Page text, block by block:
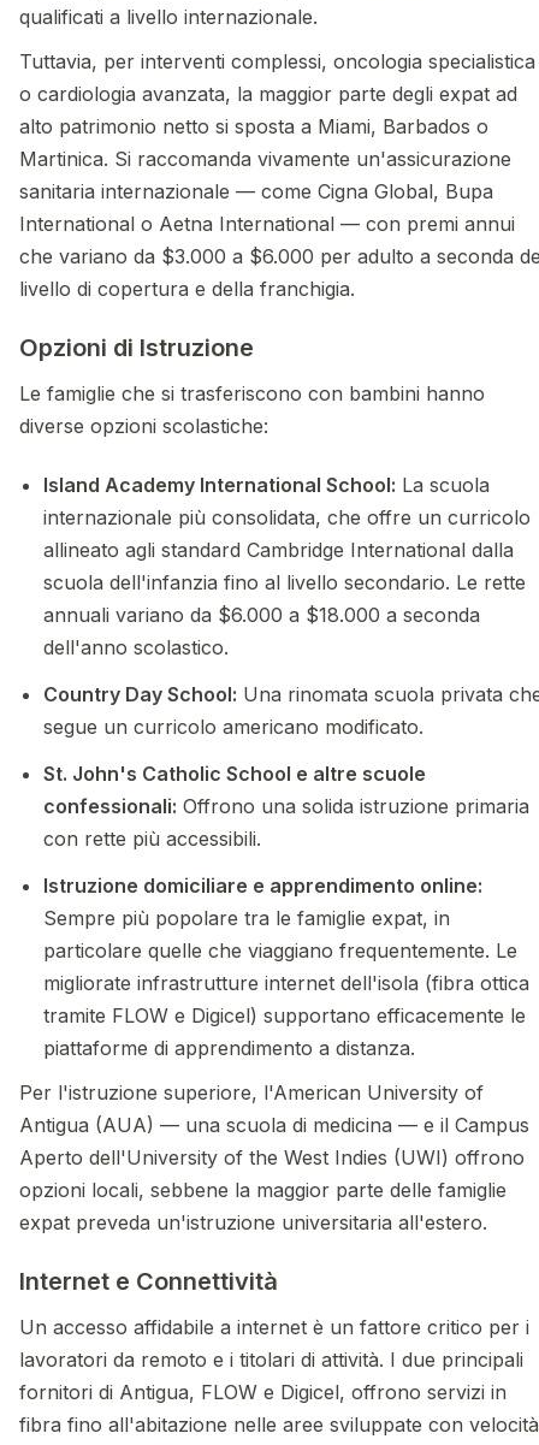
qualificati a livello internazionale.
Tuttavia, per interventi complessi, oncologia specialistica
o cardiologia avanzata, la maggior parte degli expat ad
alto patrimonio netto si sposta a Miami, Barbados o
Martinica. Si raccomanda vivamente un'assicurazione
sanitaria internazionale — come Cigna Global, Bupa
International o Aetna International — con premi annui
che variano da $3.000 a $6.000 per adulto a seconda
livello di copertura e della franchigia.
Opzioni di Istruzione
Le famiglie che si trasferiscono con bambini hanno
diverse opzioni scolastiche:
Island Academy International School: La scuola
internazionale più consolidata, che offre un curricolo
allineato agli standard Cambridge International dalla
scuola dell'infanzia fino al livello secondario. Le rette
annuali variano da $6.000 a $18.000 a seconda
dell'anno scolastico.
Country Day School: Una rinomata scuola privata
segue un curricolo americano modificato.
St. John's Catholic School e altre scuole
confessionali: Offrono una solida istruzione primaria
con rette più accessibili.
Istruzione domiciliare e apprendimento online:
Sempre più popolare tra le famiglie expat, in
particolare quelle che viaggiano frequentemente. Le
migliorate infrastrutture internet dell'isola (fibra ottica
tramite FLOW e Digicel) supportano efficacemente le
piattaforme di apprendimento a distanza.
Per l'istruzione superiore, l'American University of
Antigua (AUA) — una scuola di medicina — e il Campus
Aperto dell'University of the West Indies (UWI) offrono
opzioni locali, sebbene la maggior parte delle famiglie
expat preveda un'istruzione universitaria all'estero.
Internet e Connettività
Un accesso affidabile a internet è un fattore critico per i
lavoratori da remoto e i titolari di attività. I due principali
fornitori di Antigua, FLOW e Digicel, offrono servizi in
fibra fino all'abitazione nelle aree sviluppate con velocità